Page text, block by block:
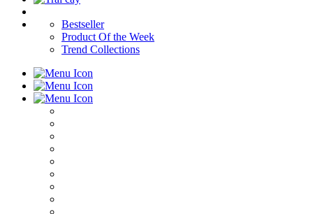
Bestseller
Product Of the Week
Trend Collections